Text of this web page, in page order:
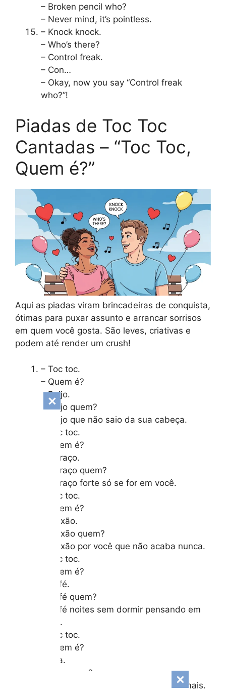
– Broken pencil who?
– Never mind, it’s pointless.
– Knock knock.
– Who’s there?
– Control freak.
– Con…
– Okay, now you say “Control freak
who?”!
Piadas de Toc Toc
Cantadas – “Toc Toc,
Quem é?”
Aqui as piadas viram brincadeiras de conquista,
ótimas para puxar assunto e arrancar sorrisos
em quem você gosta. São leves, criativas e
podem até render um crush!
– Toc toc.
– Quem é?
– Beijo.
– Beijo quem?
– Beijo que não saio da sua cabeça.
– Toc toc.
– Quem é?
– Abraço.
– Abraço quem?
– Abraço forte só se for em você.
– Toc toc.
– Quem é?
– Paixão.
– Paixão quem?
– Paixão por você que não acaba nunca.
– Toc toc.
– Quem é?
– Café.
– Café quem?
– Café noites sem dormir pensando em
você.
– Toc toc.
– Quem é?
– Lua.
– Lua quem?
– Lua vez que te vejo me apaixono mais.